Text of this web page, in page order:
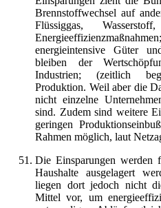
Brennstoffwechsel auf
Flüssiggas,
energieintensive Güter
bleiben der
Industrien; (zeitlich
Produktion. Weil aber die
nicht einzelne
sind. Zudem sind weitere
geringen
Rahmen möglich, laut
Die Einsparungen werden
Haushalte ausgelagert
liegen dort jedoch nicht
Mittel vor, um